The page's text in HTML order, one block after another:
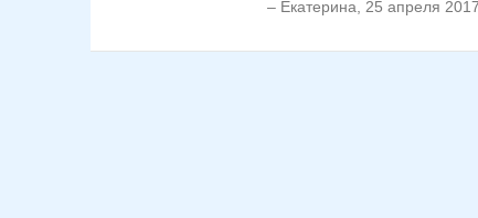
– Екатерина 25 апреля 2017